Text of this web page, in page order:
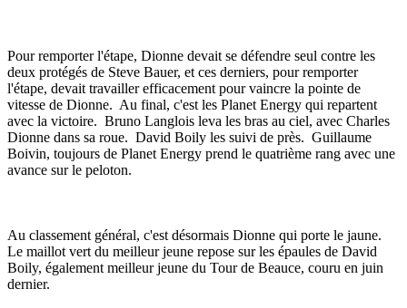
Pour remporter l'étape, Dionne devait se défendre seul contre les
deux protégés de Steve Bauer, et ces derniers, pour remporter
l'étape, devait travailler efficacement pour vaincre la pointe de
vitesse de Dionne. Au final, c'est les Planet Energy qui repartent
avec la victoire. Bruno Langlois leva les bras au ciel, avec Charles
Dionne dans sa roue. David Boily les suivi de près. Guillaume
Boivin, toujours de Planet Energy prend le quatrième rang avec une
avance sur le peloton.
Au classement général, c'est désormais Dionne qui porte le jaune.
Le maillot vert du meilleur jeune repose sur les épaules de David
Boily, également meilleur jeune du Tour de Beauce, couru en juin
dernier.